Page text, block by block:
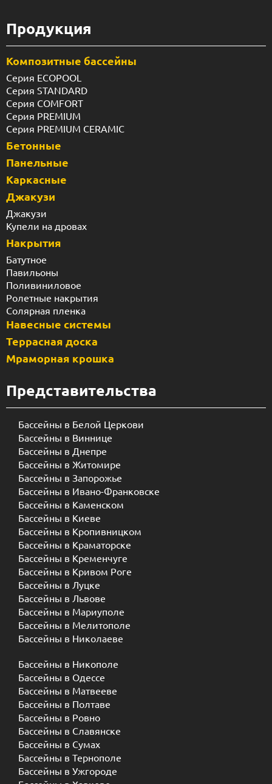
Продукция
Композитные бассейны
Серия ECOPOOL
Серия STANDARD
Серия COMFORT
Серия PREMIUM
Серия PREMIUM CERAMIC
Бетонные
Панельные
Каркасные
Джакузи
Джакузи
Купели на дровах
Накрытия
Батутное
Павильоны
Поливиниловое
Ролетные накрытия
Солярная пленка
Навесные системы
Террасная доска
Мраморная крошка
Представительства
Бассейны в Белой Церкови
Бассейны в Виннице
Бассейны в Днепре
Бассейны в Житомире
Бассейны в Запорожье
Бассейны в Ивано-Франковске
Бассейны в Каменском
Бассейны в Киеве
Бассейны в Кропивницком
Бассейны в Краматорске
Бассейны в Кременчуге
Бассейны в Кривом Роге
Бассейны в Луцке
Бассейны в Львове
Бассейны в Мариуполе
Бассейны в Мелитополе
Бассейны в Николаеве
Бассейны в Никополе
Бассейны в Одессе
Бассейны в Матвееве
Бассейны в Полтаве
Бассейны в Ровно
Бассейны в Славянске
Бассейны в Сумах
Бассейны в Тернополе
Бассейны в Ужгороде